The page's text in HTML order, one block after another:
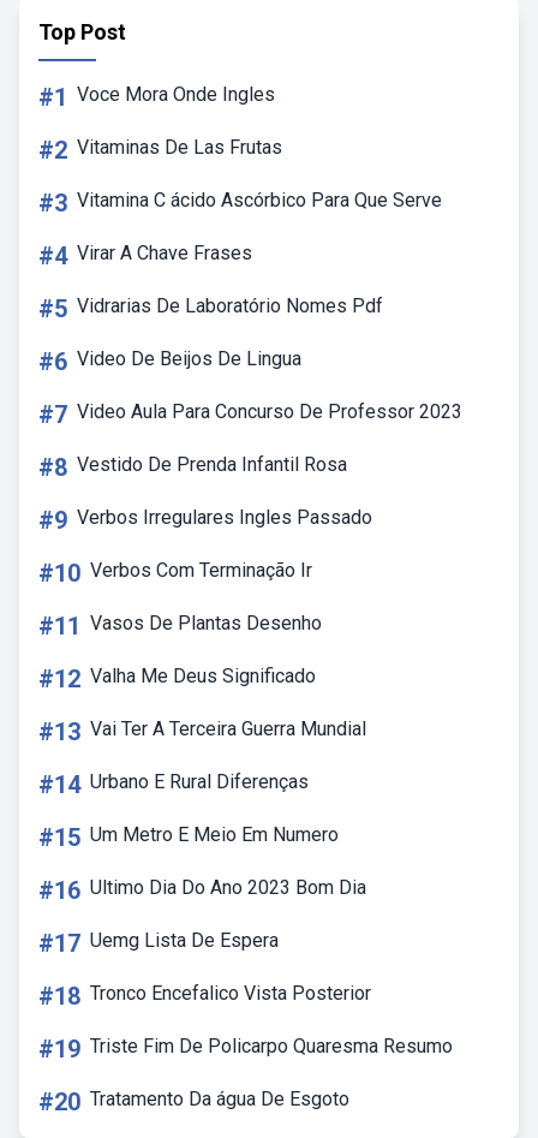
Top Post
#1 Voce Mora Onde Ingles
#2 Vitaminas De Las Frutas
#3 Vitamina C ácido Ascórbico Para Que Serve
#4 Virar A Chave Frases
#5 Vidrarias De Laboratório Nomes Pdf
#6 Video De Beijos De Lingua
#7 Video Aula Para Concurso De Professor 2023
#8 Vestido De Prenda Infantil Rosa
#9 Verbos Irregulares Ingles Passado
#10 Verbos Com Terminação Ir
#11 Vasos De Plantas Desenho
#12 Valha Me Deus Significado
#13 Vai Ter A Terceira Guerra Mundial
#14 Urbano E Rural Diferenças
#15 Um Metro E Meio Em Numero
#16 Ultimo Dia Do Ano 2023 Bom Dia
#17 Uemg Lista De Espera
#18 Tronco Encefalico Vista Posterior
#19 Triste Fim De Policarpo Quaresma Resumo
#20 Tratamento Da água De Esgoto